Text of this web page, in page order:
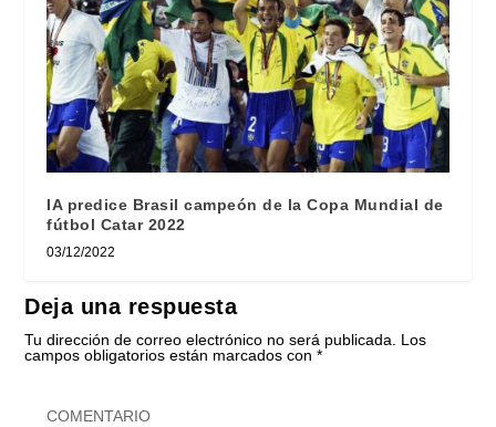
IA predice Brasil campeón de la Copa Mundial de
fútbol Catar 2022
03/12/2022
Deja una respuesta
Tu dirección de correo electrónico no será publicada.
Los
campos obligatorios están marcados con*